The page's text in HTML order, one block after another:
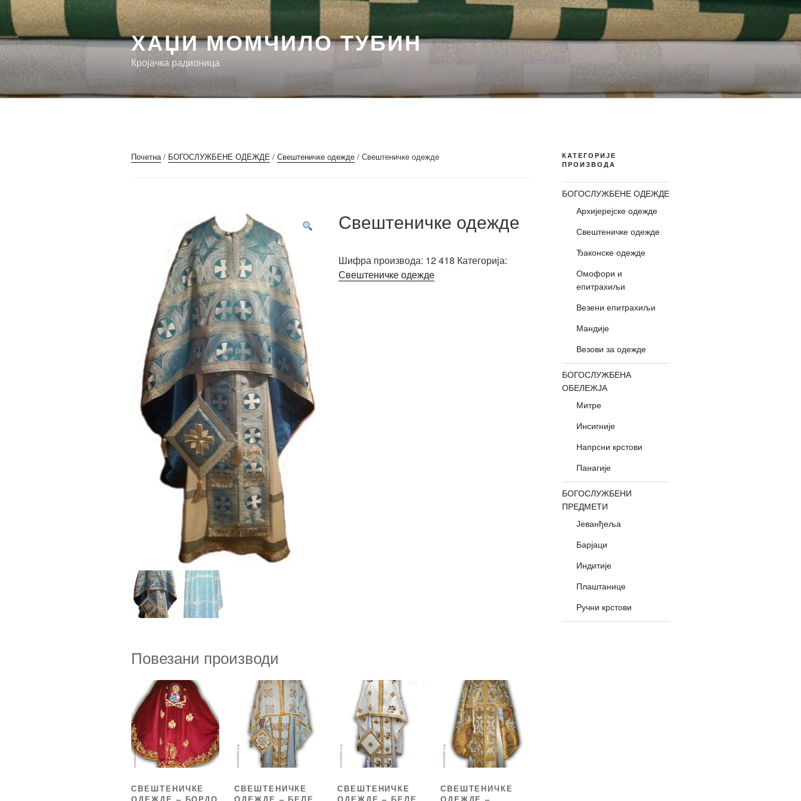
Скочи
садржај
ХАЏИ МОМЧИЛО ТУБИН
Кројачка радионица
Почетна/ БОГОСЛУЖБЕНЕ ОДЕЖДЕ / Свештеничке одежде / Свештеничке одежде
Свештеничке одежде
Шифра производа: 12 418 Категорија:
Свештеничке одежде
Повезани производи
СВЕШТЕНИЧКЕ
ОДЕЖДЕ – БОРДО
СВЕШТЕНИЧКЕ
ОДЕЖДЕ – БЕЛЕ
СВЕШТЕНИЧКЕ
ОДЕЖДЕ – БЕЛЕ
СВЕШТЕНИЧКЕ
ОДЕЖДЕ –
КАТЕГОРИЈЕ
ПРОИЗВОДА
БОГОСЛУЖБЕНЕ ОДЕЖДЕ
Архијерејске одежде
Свештеничке одежде
Ђаконске одежде
Омофори и
епитрахиљи
Везени епитрахиљи
Мандије
Везови за одежде
БОГОСЛУЖБЕНА
ОБЕЛЕЖЈА
Митре
Инсигније
Напрсни крстови
Панагије
БОГОСЛУЖБЕНИ
ПРЕДМЕТИ
Јеванђеља
Барјаци
Индитије
Плаштанице
Ручни крстови